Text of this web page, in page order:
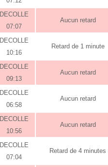
DECOLLE
07:07
Aucun retard
DECOLLE
10:16
Retard de 1 minute
DECOLLE
09:13
Aucun retard
DECOLLE
06:58
Aucun retard
DECOLLE
10:56
Aucun retard
DECOLLE
07:04
Retard de 4 minutes